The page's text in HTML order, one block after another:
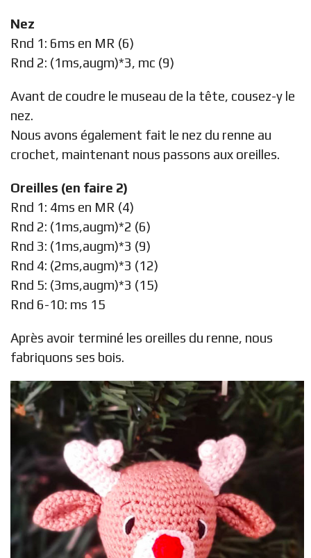
Nez
Rnd 1: 6ms en MR (6)
Rnd 2: (1ms,augm)*3, mc (9)
Avant de coudre le museau de la tête, cousez-y le
nez.
Nous avons également fait le nez du renne au
crochet, maintenant nous passons aux oreilles.
Oreilles (en faire 2)
Rnd 1: 4ms en MR (4)
Rnd 2: (1ms,augm)*2 (6)
Rnd 3: (1ms,augm)*3 (9)
Rnd 4: (2ms,augm)*3 (12)
Rnd 5: (3ms,augm)*3 (15)
Rnd 6-10: ms 15
Après avoir terminé les oreilles du renne, nous
fabriquons ses bois.